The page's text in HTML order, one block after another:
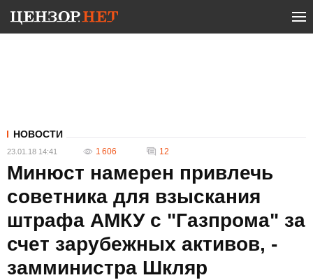
НОВОСТИ
23.01.18 14:41 1 606 12
Минюст намерен привлечь
советника для взыскания
штрафа АМКУ с "Газпрома" за
счет зарубежных активов, -
замминистра Шкляр